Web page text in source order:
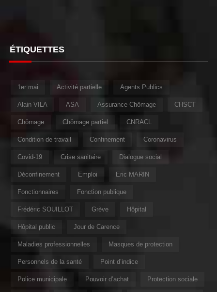
ÉTIQUETTES
1er mai Activité partielle Agents Publics
Alain VILA ASA Assurance Chômage CHSCT
Chômage Chômage partiel CNRACL
Condition de travail Confinement Coronavirus
Covid-19 Crise sanitaire Dialogue social
Déconfinement Emploi Eric MARIN
Fonctionnaires Fonction publique
Frédéric SOUILLOT Grève Hôpital
Hôpital public Jour de Carence
Maladies professionnelles Masques de protection
Personnels de la santé Point d’indice
Police municipale Pouvoir d’achat Protection sociale